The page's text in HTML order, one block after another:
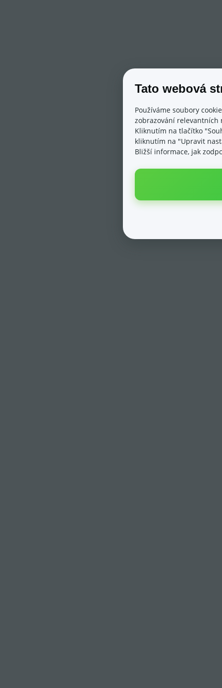
Tato webová
Používáme soubory
zobrazování relevantních
Kliknutím na tlačítko
kliknutím na "Upravit
Bližší informace, jak